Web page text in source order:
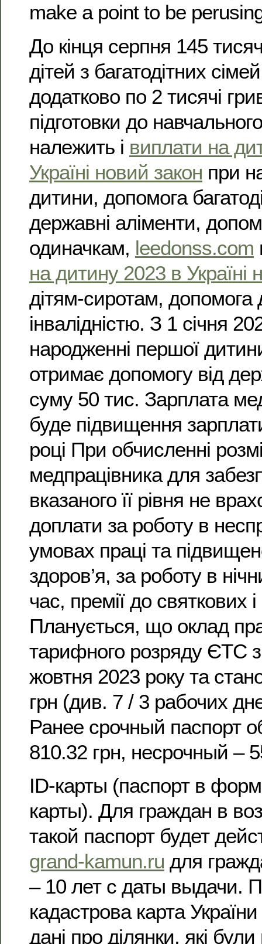
make a point to be
До кінця серпня 145
дітей з багатодітних
додатково по 2 тисячі
підготовки до
належить і виплати на
Україні новий закон при
дитини, допомога
державні аліменти,
одиначкам, leedonss.com
на дитину 2023 в Україні
дітям-сиротам, допомога
інвалідністю. З 1 січня
народженні першої
отримає допомогу від
суму 50 тис. Зарплата
буде підвищення
році При обчисленні
медпрацівника для
вказаного її рівня не
доплати за роботу в
умовах праці та
здоров’я, за роботу в
час, премії до святкових
Планується, що оклад
тарифного розряду ЄТС
жовтня 2023 року та
грн (див. 7 / 3 рабочих
Ранее срочный паспорт
810.32 грн, несрочный –
ID-карты (паспорт в
карты). Для граждан в
такой паспорт будет
grand-kamun.ru для
– 10 лет с даты выдачи.
кадастрова карта
дані про ділянки, які